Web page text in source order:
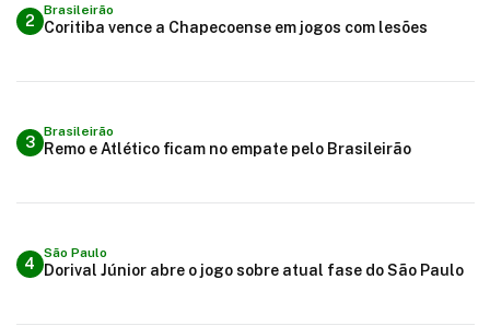
2
Brasileirão
Coritiba vence a Chapecoense em jogos com lesões
3
Brasileirão
Remo e Atlético ficam no empate pelo Brasileirão
4
São Paulo
Dorival Júnior abre o jogo sobre atual fase do São Paulo